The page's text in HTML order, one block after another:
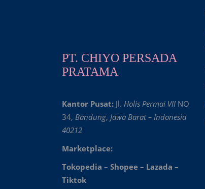
PT. CHIYO PERSADA
PRATAMA
Kantor Pusat: Jl. Holis Permai VII NO
34, Bandung, Jawa Barat – Indonesia
40212
Marketplace:
Tokopedia – Shopee – Lazada –
Tiktok